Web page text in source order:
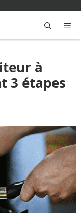
à
3 étapes